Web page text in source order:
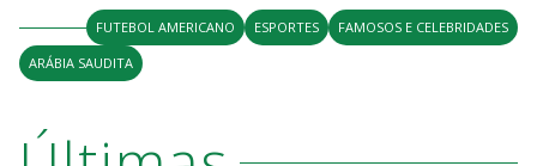
FUTEBOL AMERICANO ESPORTES
FAMOSOS E CELEBRIDADES
ARÁBIA SAUDITA